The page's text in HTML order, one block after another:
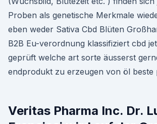
Proben als genetische Merkmale
eben weder Sativa Cbd Blüten
B2B Eu-verordnung klassifiziert cbd
geprüft welche art sorte äusserst
endprodukt zu erzeugen von öl beste
Veritas Pharma Inc. Dr.